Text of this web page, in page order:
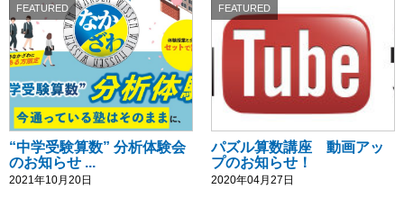
FEATURED
“中学受験算数” 分析体験会
のお知らせ ...
2021年10月20日
FEATURED
パズル算数講座 動画アッ
プのお知らせ！
2020年04月27日